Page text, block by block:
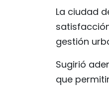
La ciudad
gestión
Sugirió
que